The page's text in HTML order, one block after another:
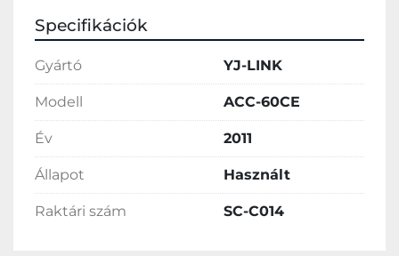
Specifikációk
Gyártó YJ-LINK
Modell ACC-60CE
Év 2011
Állapot Használt
Raktári szám SC-C014